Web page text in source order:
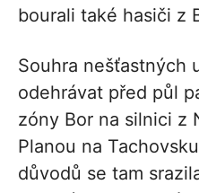
bourali také hasiči z
Souhra nešťastných
odehrávat před půl
zóny Bor na silnici z
Planou na
důvodů se tam